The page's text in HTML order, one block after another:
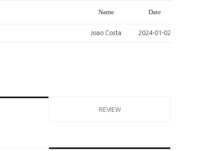
Name Date
Joao Costa 2024-01-02
REVIEW